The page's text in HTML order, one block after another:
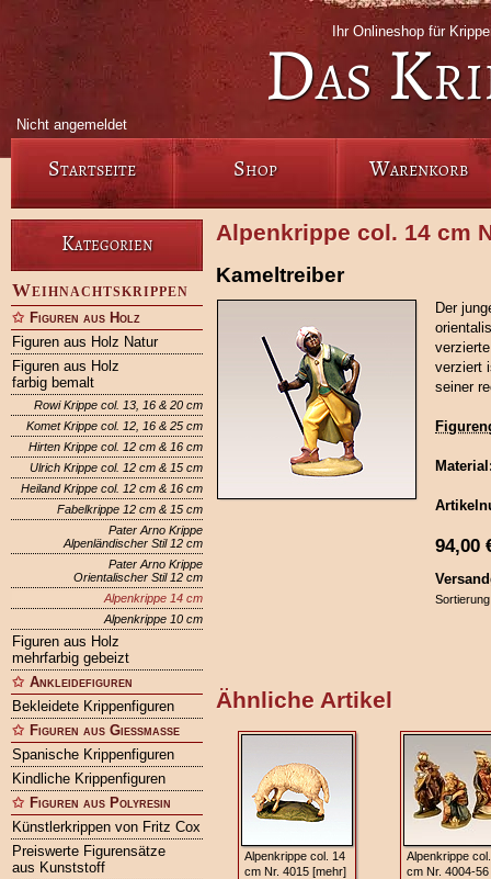
Ihr Onlineshop für
Das
Nicht angemeldet
Startseite Shop Warenkorb
Kategorien
Weihnachtskrippen
Figuren aus Holz
Figuren aus Holz Natur
Figuren aus Holz
farbig bemalt
Rowi Krippe col. 13, 16 & 20 cm
Komet Krippe col. 12, 16 & 25 cm
Hirten Krippe col. 12 cm & 16 cm
Ulrich Krippe col. 12 cm & 15 cm
Heiland Krippe col. 12 cm & 16 cm
Fabelkrippe 12 cm & 15 cm
Pater Arno Krippe
Alpenländischer Stil 12 cm
Pater Arno Krippe
Orientalischer Stil 12 cm
Alpenkrippe 14 cm
Alpenkrippe 10 cm
Figuren aus Holz
mehrfarbig gebeizt
Ankleidefiguren
Bekleidete Krippenfiguren
Figuren aus Gießmasse
Spanische Krippenfiguren
Kindliche Krippenfiguren
Figuren aus Polyresin
Künstlerkrippen von Fritz Cox
Preiswerte Figurensätze
aus Kunststoff
Alpenkrippe col. 14 cm
Kameltreiber
Der
verziert
seiner
94,00
Ähnliche Artikel
Alpenkrippe col. 14
cm Nr. 4015 [mehr]
Alpenkrippe
cm Nr. 4004-56